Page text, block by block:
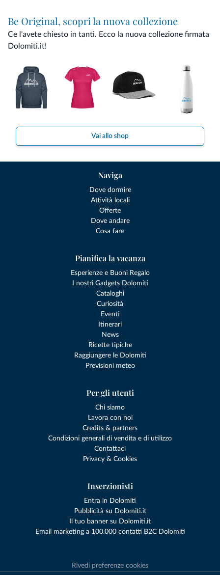
Be Original, scopri la nuova collezione
Ce l'avete chiesto in tanti. Ecco la nuova collezione firmata
Dolomiti.it!
Vai allo shop
Naviga
Dove dormire
Attività locali
Offerte
Dove andare
Cosa fare
Pianifica la vacanza
Esperienze e Buoni Regalo
I nostri Gadgets Dolomiti
Cataloghi
Curiosità
Eventi
Itinerari
News
Ricette tipiche
Raggiungere le Dolomiti
Previsioni meteo
Per gli utenti
Chi siamo
Lavora con noi
Credits & partners
Condizioni generali di vendita e di utilizzo
Contattaci
Privacy & Cookies
Inserzionisti
Entra in Dolomiti
Pubblicità su Dolomiti.it
Il tuo banner su Dolomiti.it
Email marketing a 100.000 contatti B2C Dolomiti
Rivedi preferenze cookies